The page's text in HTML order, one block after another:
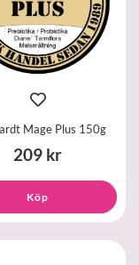
Mage Plus 150g
209 kr
Köp